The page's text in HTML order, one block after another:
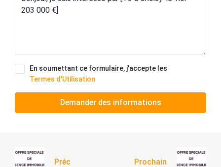
En soumettant ce formulaire, j'accepte les
Termes d'Utilisation
Demander des informations
Préc Prochain